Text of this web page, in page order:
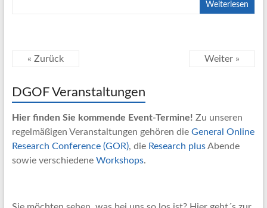
Weiterlesen
« Zurück Weiter »
DGOF Veranstaltungen
Hier finden Sie kommende Event-Termine! Zu unseren
regelmäßigen Veranstaltungen gehören die General Online
Research Conference (GOR), die Research plusAbende
sowie verschiedene Workshops.